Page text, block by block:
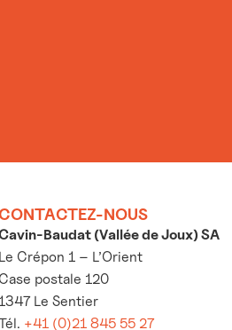
NOUS
Baudat (Vallée de Joux) SA
Le Crépon 1 – L’Orient
Case postale 120
1347 Le Sentier
+41 (0)21 845 55 27